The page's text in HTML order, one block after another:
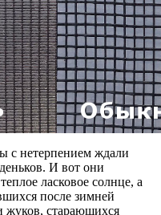
с нетерпением ждали
И вот они
ласковое солнце, а
после зимней
жуков, старающихся